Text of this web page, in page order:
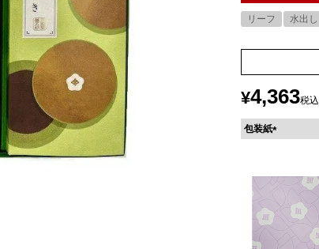
リーフ 水出し
¥4,363税込
包装紙
須